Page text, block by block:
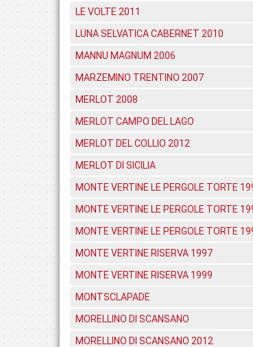
LE VOLTE 2011
LUNA SELVATICA CABERNET 2010
MANNU MAGNUM 2006
MARZEMINO TRENTINO 2007
MERLOT 2008
MERLOT CAMPO DEL LAGO
MERLOT DEL COLLIO 2012
MERLOT DI SICILIA
MONTE VERTINE LE PERGOLE TORTE
MONTE VERTINE LE PERGOLE TORTE
MONTE VERTINE LE PERGOLE TORTE
MONTE VERTINE RISERVA 1997
MONTE VERTINE RISERVA 1999
MONTSCLAPADE
MORELLINO DI SCANSANO
MORELLINO DI SCANSANO 2012